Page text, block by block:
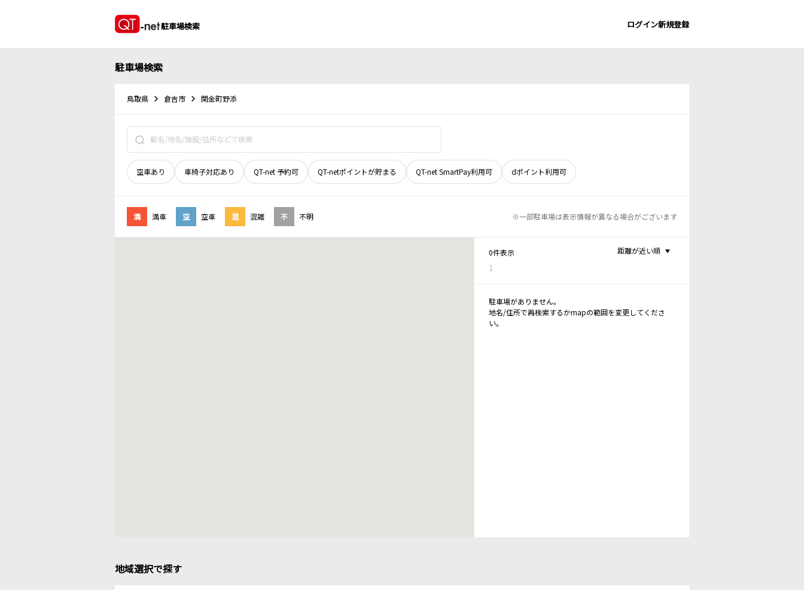
駐車場検索 ログイン新規登録
駐車場検索
鳥取県 倉吉市 関金町野添
空車あり 車椅子対応あり QT-net 予約可 QT-netポイントが貯まる QT-net SmartPay利用可 dポイント利用可
満 満車 空 空車 混 混雑 不 不明 ※一部駐車場は表示情報が異なる場合がございます
0件表示
1
距離が近い順
駐車場がありません。
地名/住所で再検索するかmapの範囲を変更してくださ
い。
地域選択で探す